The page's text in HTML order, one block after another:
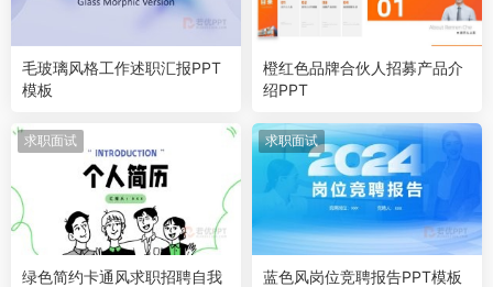
毛玻璃风格工作述职汇报PPT
模板
橙红色品牌合伙人招募产品介
绍PPT
求职面试
绿色简约卡通风求职招聘自我
求职面试
蓝色风岗位竞聘报告PPT模板